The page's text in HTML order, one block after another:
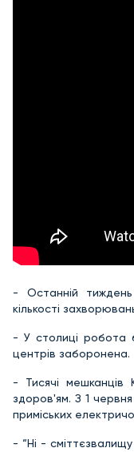
- Останній
кількості
- У столиці робота
центрів заборонена.
- Тисячі мешканців
здоров'ям. З 1 червня
приміських
- “Ні -